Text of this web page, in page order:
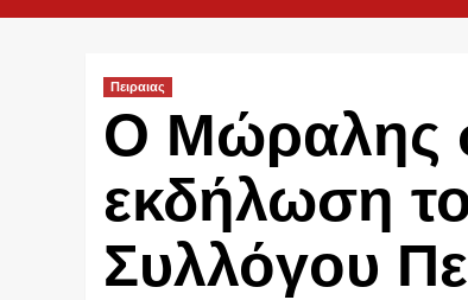
Πειραιας
Ο Μώραλης
εκδήλωση
Συλλόγου